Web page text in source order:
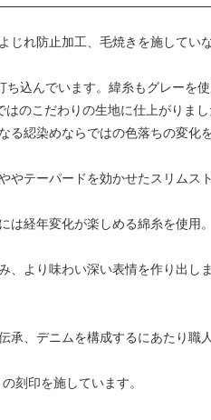
じれ防止加工、毛焼きを施してい
込んでいます。緯糸もグレーを
のこだわりの生地に仕上がりま
綛染めならではの色落ちの変化
やテーパードを効かせたスリムス
経年変化が楽しめる綿糸を使用。
より味わい深い表情を作り出しま
承、デニムを構成するにあたり職
刻印を施しています。